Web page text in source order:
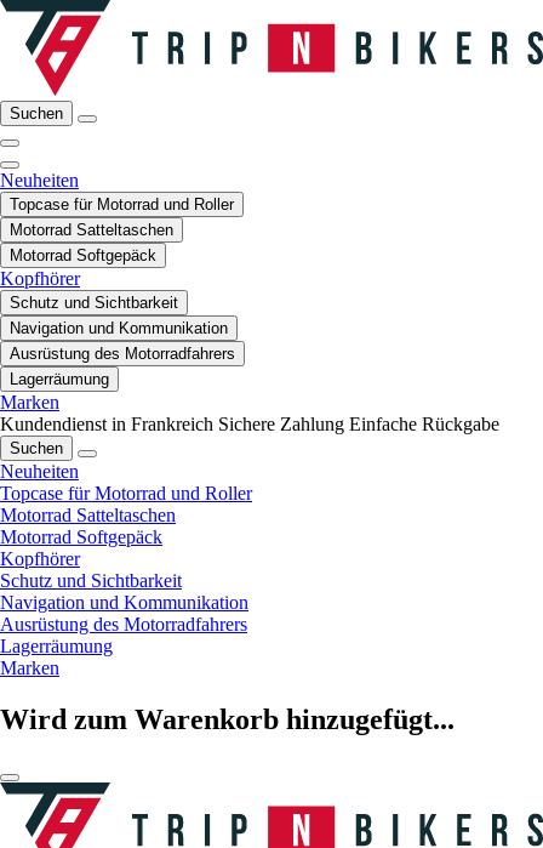
Suchen
Neuheiten
Topcase für Motorrad und Roller
Motorrad Satteltaschen
Motorrad Softgepäck
Kopfhörer
Schutz und Sichtbarkeit
Navigation und Kommunikation
Ausrüstung des Motorradfahrers
Lagerräumung
Marken
Kundendienst in Frankreich Sichere Zahlung Einfache Rückgabe
Suchen
Neuheiten
Topcase für Motorrad und Roller
Motorrad Satteltaschen
Motorrad Softgepäck
Kopfhörer
Schutz und Sichtbarkeit
Navigation und Kommunikation
Ausrüstung des Motorradfahrers
Lagerräumung
Marken
Wird zum Warenkorb hinzugefügt...